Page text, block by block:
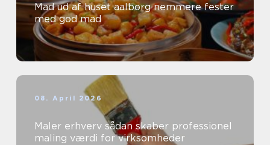
Mad ud af huset aalborg nemmere fester
med god mad
08. April 2026
Maler erhverv sådan skaber professionel
maling værdi for virksomheder